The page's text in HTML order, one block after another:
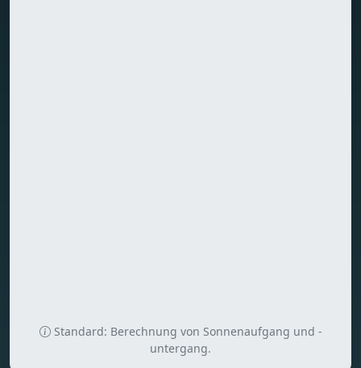
Standard: Berechnung von Sonnenaufgang und -
untergang.